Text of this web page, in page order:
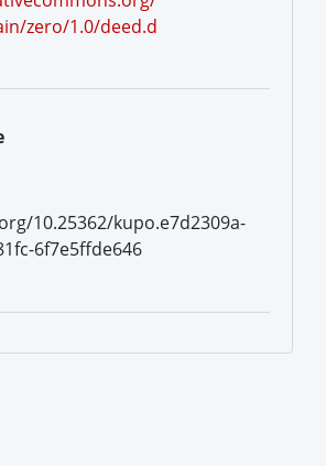
zero/1.0/deed.d
10.25362/kupo.e7d2309a-
6f7e5ffde646